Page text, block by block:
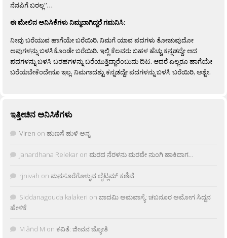
ನೆನಪಿಗೆ ಬರಲ್ಲ”…
ಈ ಮೇಲಿನ ಅನಿಸಿಕೆಗಳು ನಿಮ್ಮದಾಗಿದ್ದರೆ ಗಮನಿಸಿ:
ನೀವು ಬರೆಯುವ ಹಾಗೆಯೇ ಬರೆಯಿರಿ. ನಿಮಗೆ ಯಾವ ಪದಗಳು ತೋಚುವುದೋ
ಅವುಗಳನ್ನು ಬಳಸಿಕೊಂಡೇ ಬರೆಯಿರಿ. ಇಲ್ಲಿ ಕೆಲವರು ಬಹಳ ಹೆಚ್ಚು ಕನ್ನಡದ್ದೇ ಆದ
ಪದಗಳನ್ನು ಬಳಸಿ ಬರಹಗಳನ್ನು ಬರೆಯುತ್ತಿದ್ದಾರೆಂಬುದು ದಿಟ. ಆದರೆ ಎಲ್ಲರೂ ಹಾಗೆಯೇ
ಬರೆಯಬೇಕೆಂದೇನೂ ಇಲ್ಲ. ನಿಮಗಾದಶ್ಟು ಕನ್ನಡದ್ದೇ ಪದಗಳನ್ನು ಬಳಸಿ ಬರೆಯಿರಿ, ಅಶ್ಟೇ.
ಇತ್ತೀಚಿನ ಅನಿಸಿಕೆಗಳು
Viren on ಹುಣಸೆ ಹುಳಿ ಅನ್ನ
Janardhana Relekar on ಮರದ ನೆರಳನು ಮರವೇ ನುಂಗಿ ಹಾಕಿದಾಗ…
rjnivah on ಮನಸೂರೆಗೊಳ್ಳುವ ಲೈಟ್ಲಮ್ ಕಣಿವೆ
Siddanagouda kalakeri on ಬಾದಮಿ ಅಮವಾಸ್ಯೆ: ಚಬನೂರ ಅಮೋಗ ಸಿದ್ದನ
ಹೇಳಿಕೆ
M âñd M on ಕವಿತೆ: ಜೀವನ ಜ್ಯೋತಿ